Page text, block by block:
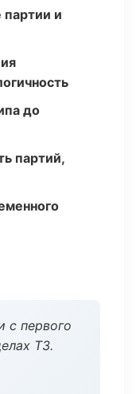
партии и
до
партий,
с первого
ТЗ.